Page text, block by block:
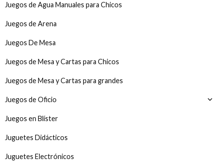
Juegos de Agua Manuales para Chicos
Juegos de Arena
Juegos De Mesa
Juegos de Mesa y Cartas para Chicos
Juegos de Mesa y Cartas para grandes
Juegos de Oficio
Juegos en Blíster
Juguetes Didácticos
Juguetes Electrónicos